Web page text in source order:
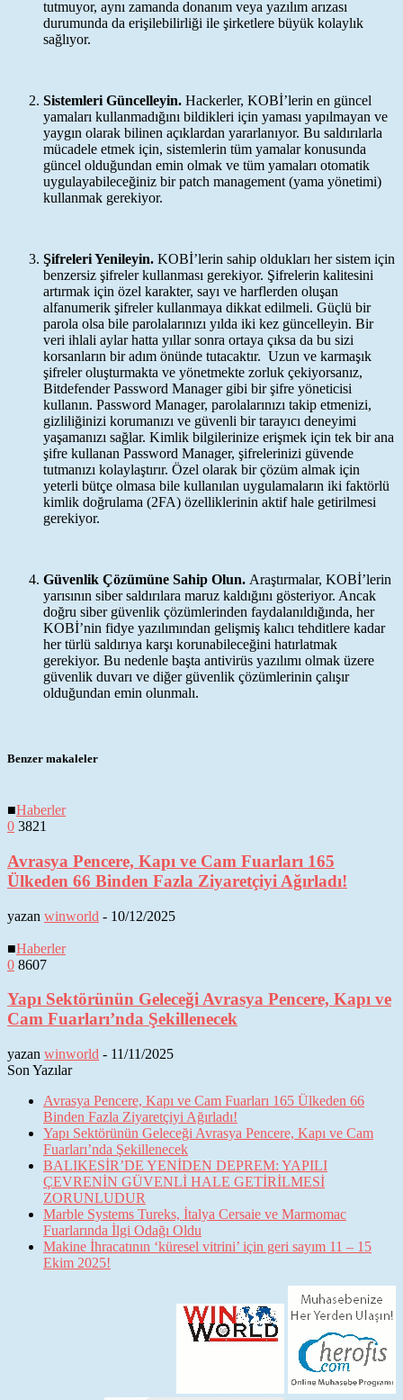
tutmuyor, aynı zamanda donanım veya yazılım arızası
durumunda da erişilebilirliği ile şirketlere büyük kolaylık
sağlıyor.
Sistemleri Güncelleyin. Hackerler, KOBİ’lerin en güncel
yamaları kullanmadığını bildikleri için yaması yapılmayan ve
yaygın olarak bilinen açıklardan yararlanıyor. Bu saldırılarla
mücadele etmek için, sistemlerin tüm yamalar konusunda
güncel olduğundan emin olmak ve tüm yamaları otomatik
uygulayabileceğiniz bir patch management (yama yönetimi)
kullanmak gerekiyor.
Şifreleri Yenileyin. KOBİ’lerin sahip oldukları her sistem için
benzersiz şifreler kullanması gerekiyor. Şifrelerin kalitesini
artırmak için özel karakter, sayı ve harflerden oluşan
alfanumerik şifreler kullanmaya dikkat edilmeli. Güçlü bir
parola olsa bile parolalarınızı yılda iki kez güncelleyin. Bir
veri ihlali aylar hatta yıllar sonra ortaya çıksa da bu sizi
korsanların bir adım önünde tutacaktır. Uzun ve karmaşık
şifreler oluşturmakta ve yönetmekte zorluk çekiyorsanız,
Bitdefender Password Manager gibi bir şifre yöneticisi
kullanın. Password Manager, parolalarınızı takip etmenizi,
gizliliğinizi korumanızı ve güvenli bir tarayıcı deneyimi
yaşamanızı sağlar. Kimlik bilgilerinize erişmek için tek bir ana
şifre kullanan Password Manager, şifrelerinizi güvende
tutmanızı kolaylaştırır. Özel olarak bir çözüm almak için
yeterli bütçe olmasa bile kullanılan uygulamaların iki faktörlü
kimlik doğrulama (2FA) özelliklerinin aktif hale getirilmesi
gerekiyor.
Güvenlik Çözümüne Sahip Olun. Araştırmalar, KOBİ’lerin
yarısının siber saldırılara maruz kaldığını gösteriyor. Ancak
doğru siber güvenlik çözümlerinden faydalanıldığında, her
KOBİ’nin fidye yazılımından gelişmiş kalıcı tehditlere kadar
her türlü saldırıya karşı korunabileceğini hatırlatmak
gerekiyor. Bu nedenle başta antivirüs yazılımı olmak üzere
güvenlik duvarı ve diğer güvenlik çözümlerinin çalışır
olduğundan emin olunmalı.
Benzer makaleler
■Haberler
0 3821
Avrasya Pencere, Kapı ve Cam Fuarları 165
Ülkeden 66 Binden Fazla Ziyaretçiyi Ağırladı!
yazan winworld - 10/12/2025
■Haberler
0 8607
Yapı Sektörünün Geleceği Avrasya Pencere, Kapı ve
Cam Fuarları’nda Şekillenecek
yazan winworld - 11/11/2025
Son Yazılar
Avrasya Pencere, Kapı ve Cam Fuarları 165 Ülkeden 66
Binden Fazla Ziyaretçiyi Ağırladı!
Yapı Sektörünün Geleceği Avrasya Pencere, Kapı ve Cam
Fuarları’nda Şekillenecek
BALIKESİR’DE YENİDEN DEPREM: YAPILI
ÇEVRENİN GÜVENLİ HALE GETİRİLMESİ
ZORUNLUDUR
Marble Systems Tureks, İtalya Cersaie ve Marmomac
Fuarlarında İlgi Odağı Oldu
Makine İhracatının ‘küresel vitrini’ için geri sayım 11 – 15
Ekim 2025!